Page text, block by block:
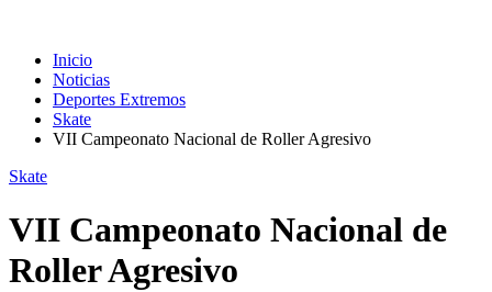
Inicio
Noticias
Deportes Extremos
Skate
VII Campeonato Nacional de Roller Agresivo
Skate
VII Campeonato Nacional de
Roller Agresivo